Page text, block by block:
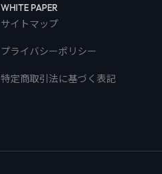
WHITE PAPER
サイトマップ
プライバシーポリシー
特定商取引法に基づく表記